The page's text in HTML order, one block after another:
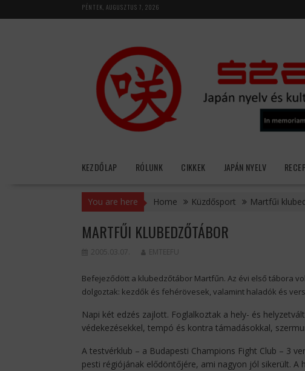
to
PÉNTEK, AUGUSZTUS 7, 2026
KEZDŐLAP RÓLUNK CIKKEK JAPÁN NYELV
You are here Home Küzdősport Martfűi
MARTFŰI KLUBEDZŐTÁBOR
2005.03.07. EMTEEFU
Befejeződött a klubedzőtábor Martfűn. Az évi első tábora
dolgoztak: kezdők és fehérövesek, valamint haladók és
Napi két edzés zajlott. Foglalkoztak a hely- és
védekezésekkel, tempó és kontra támadásokkal,
A testvérklub – a Budapesti Champions Fight Club – 3
pesti régiójának elődöntőjére, ami nagyon jól sikerült.